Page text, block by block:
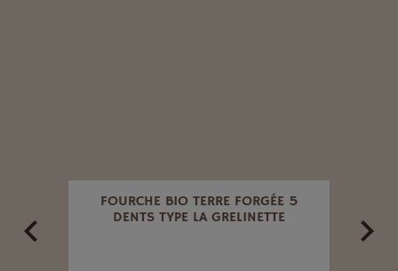
FOURCHE BIO TERRE FORGÉE 5
DENTS TYPE LA GRELINETTE